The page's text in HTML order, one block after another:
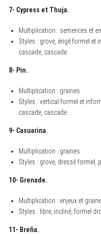
7- Cypress et Thuja.
Multiplication : semences et
Styles : grove, érigé formel et
cascade, cascade.
8- Pin.
Multiplication : graines.
Styles : vertical formel et
cascade, cascade.
9- Casuarina.
Multiplication : graines.
Styles : grove, dressé formel,
10- Grenade.
Multiplication : enjeux et
Styles : libre, incliné, formel
11- Breña.